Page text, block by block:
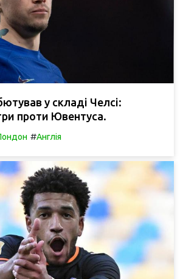
у складі Челсі:
проти Ювентуса.
#Англія